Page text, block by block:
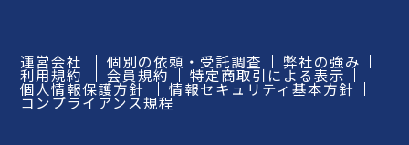
運営会社 個別の依頼・受託調査 弊社の強み
利用規約 会員規約 特定商取引による表示
個人情報保護方針 情報セキュリティ基本方針
コンプライアンス規程